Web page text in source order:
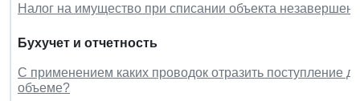
Налог на имущество при списании объекта
Бухучет и отчетность
С применением каких проводок отразить поступление
объеме?